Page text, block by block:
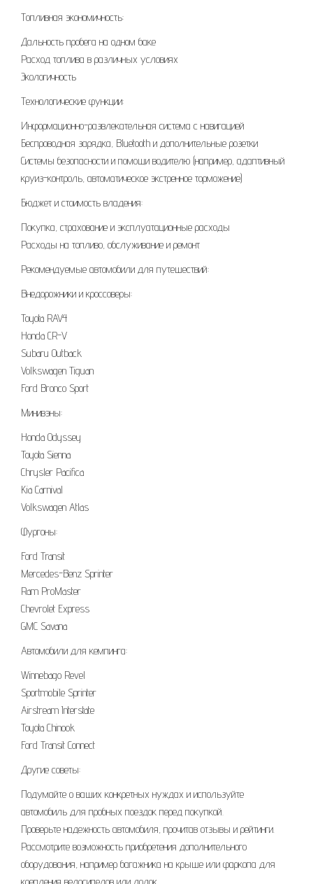
Топливная экономичность:
Дальность пробега на одном баке
Расход топлива в различных условиях
Экологичность
Технологические функции:
Информационно-развлекательная система с навигацией
Беспроводная зарядка, Bluetooth и дополнительные розетки
Системы безопасности и помощи водителю (например, адаптивный
круиз-контроль, автоматическое экстренное торможение)
Бюджет и стоимость владения:
Покупка, страхование и эксплуатационные расходы
Расходы на топливо, обслуживание и ремонт
Рекомендуемые автомобили для путешествий:
Внедорожники и кроссоверы:
Toyota RAV4
Honda CR-V
Subaru Outback
Volkswagen Tiguan
Ford Bronco Sport
Минивэны:
Honda Odyssey
Toyota Sienna
Chrysler Pacifica
Kia Carnival
Volkswagen Atlas
Фургоны:
Ford Transit
Mercedes-Benz Sprinter
Ram ProMaster
Chevrolet Express
GMC Savana
Автомобили для кемпинга:
Winnebago Revel
Sportmobile Sprinter
Airstream Interstate
Toyota Chinook
Ford Transit Connect
Другие советы:
Подумайте о ваших конкретных нуждах и используйте
автомобиль для пробных поездок перед покупкой.
Проверьте надежность автомобиля, прочитав отзывы и рейтинги.
Рассмотрите возможность приобретения дополнительного
оборудования, например багажника на крыше или фаркопа для